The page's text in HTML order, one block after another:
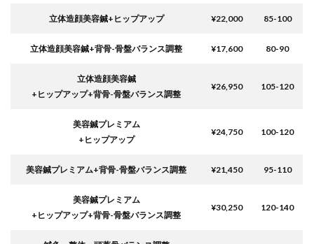
立体造顔美容鍼+ヒップアップ ¥22,000 85-100
立体造顔美容鍼+背骨-骨盤バランス調整 ¥17,600 80-90
立体造顔美容鍼
+ヒップアップ+背骨-骨盤バランス調整
¥26,950 105-120
美容鍼プレミアム
+ヒップアップ
¥24,750 100-120
美容鍼プレミアム+背骨-骨盤バランス調整 ¥21,450 95-110
美容鍼プレミアム
+ヒップアップ+背骨-骨盤バランス調整
¥30,250 120-140